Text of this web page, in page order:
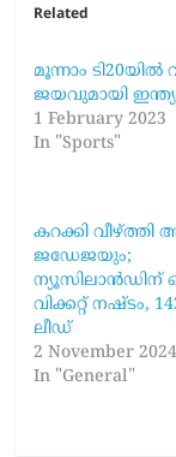
Related
മൂന്നാം ടി20യിൽ
ജയവുമായി ഇന്ത്യ
1 February 2023
In "Sports"
കറക്കി വീഴ്ത്തി
ജഡേജയും;
ന്യൂസിലാൻഡിന്
വിക്കറ്റ് നഷ്ടം,
ലീഡ്
2 November 2024
In "General"